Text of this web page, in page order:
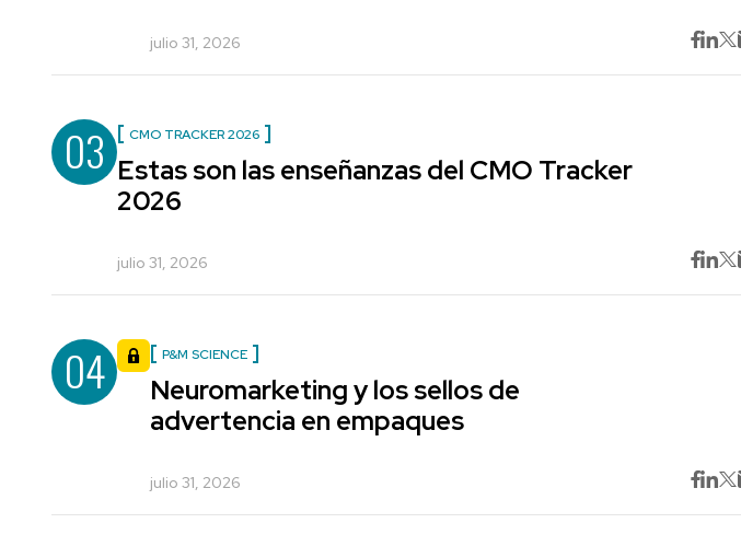
julio 31, 2026
03 CMO TRACKER 2026
Estas son las enseñanzas del CMO Tracker
2026
julio 31, 2026
04 P&M SCIENCE
Neuromarketing y los sellos de
advertencia en empaques
julio 31, 2026